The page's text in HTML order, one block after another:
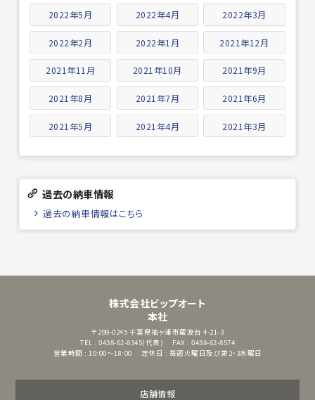
2022年5月 2022年4月 2022年3月
2022年2月 2022年1月 2021年12月
2021年11月 2021年10月 2021年9月
2021年8月 2021年7月 2021年6月
2021年5月 2021年4月 2021年3月
過去の納車情報
過去の納車情報はこちら
株式会社ビップオート
本社
〒299-0245 千葉県袖ヶ浦市蔵波台 4-21-3
TEL : 0438-62-8345(代表)
FAX : 0438-62-8574
営業時間 : 10:00～18:00
定休日 : 毎週火曜日及び第2・3水曜日
店舗情報